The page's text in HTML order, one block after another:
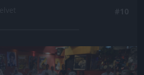
Jön még kép!